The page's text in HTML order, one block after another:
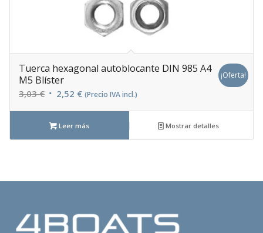
Tuerca hexagonal autoblocante DIN 985 A4
M5 Blíster
3,03€ El
original
2,52 €El
actual
(Precio IVA incl.)
¡Oferta!
Leer más Mostrar detalles